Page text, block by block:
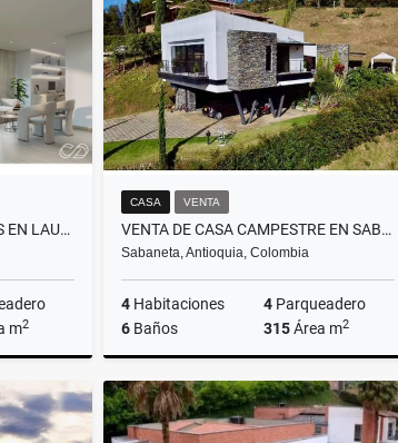
$6.233.250.000
VENTA DE 3 APARTAMENTOS EN LAURELES PARA AIRBNB RENTAS CORTAS
m2
Venta
CASA VENTA
VENTA DE CASA CAMPESTRE EN SABANETA VEREDA LAS LOMITAS
Sabaneta, Antioquia, Colombia
4 Habitaciones 4 Parqueadero
6 Baños 315Área m2
Venta
$1.900.000.000